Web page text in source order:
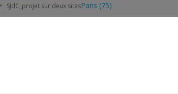
Paris (75)
SJdC_projet sur deux sites
SUR DEUX SITES